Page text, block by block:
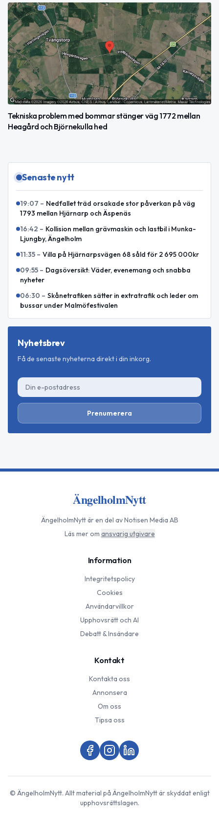
Tekniska problem med bommar stänger väg 1772 mellan
Heagård och Björnekulla hed
Senaste nytt
19:07 – Nedfallet träd orsakade stor påverkan på väg
1793 mellan Hjärnarp och Äspenäs
16:42 – Kollision mellan grävmaskin och lastbil i Munka-
Ljungby, Ängelholm
11:35 – Villa på Hjärnarpsvägen 68 såld för 2 695 000kr
09:55 – Dagsöversikt: Väder, evenemang och snabba
nyheter
06:30 – Skånetrafiken sätter in extratrafik och leder om
bussar under Malmöfestivalen
Nyhetsbrev
Få de senaste nyheterna direkt i din inkorg.
Prenumerera
ÄngelholmNytt
ÄngelholmNyttär en del av Notisen Media AB
Läs mer om ansvarig utgivare
Information
Integritetspolicy
Cookies
Användarvillkor
Upphovsrätt och AI
Debatt & Insändare
Kontakt
Kontakta oss
Annonsera
Om oss
Tipsa oss
© ÄngelholmNytt. Allt material påÄngelholmNyttär skyddat enligt
upphovsrättslagen.